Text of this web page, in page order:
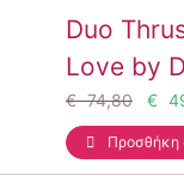
Duo
Love by
€ 74,80 €
Προσθήκη